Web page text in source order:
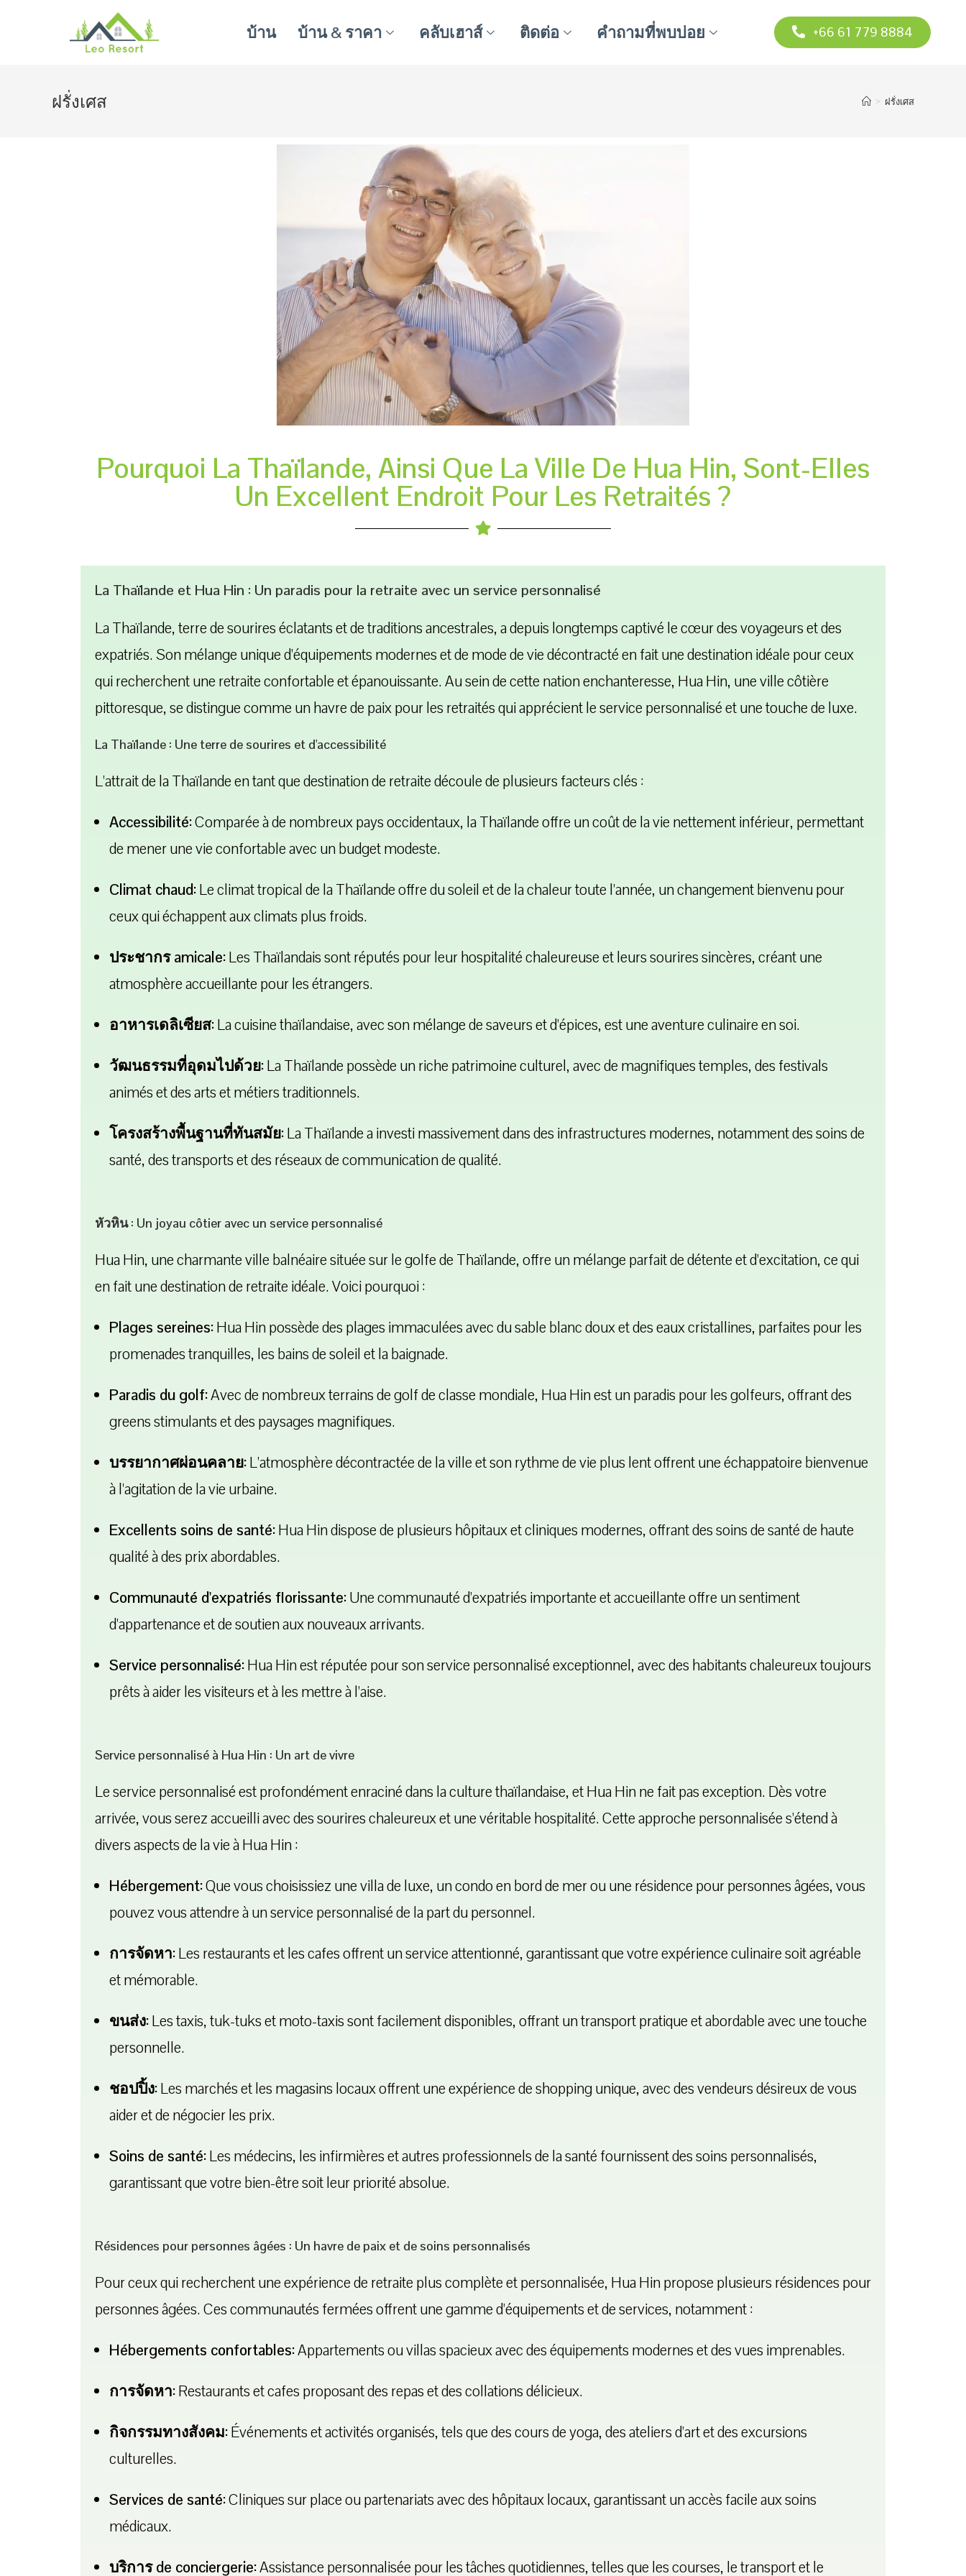
บ้าน บ้าน & ราคา คลับเฮาส์ ติดต่อ คำถามที่พบบ่อย +66 61 779 8884
ฝรั่งเศส > ฝรั่งเศส
Pourquoi La Thaïlande, Ainsi Que La Ville De Hua Hin, Sont-Elles
Un Excellent Endroit Pour Les Retraités ?
La Thaïlande et Hua Hin : Un paradis pour la retraite avec un service personnalisé
La Thaïlande, terre de sourires éclatants et de traditions ancestrales, a depuis longtemps captivé le cœur des voyageurs et des
expatriés. Son mélange unique d'équipements modernes et de mode de vie décontracté en fait une destination idéale pour ceux
qui recherchent une retraite confortable et épanouissante. Au sein de cette nation enchanteresse, Hua Hin, une ville côtière
pittoresque, se distingue comme un havre de paix pour les retraités qui apprécient le service personnalisé et une touche de luxe.
La Thaïlande : Une terre de sourires et d'accessibilité
L'attrait de la Thaïlande en tant que destination de retraite découle de plusieurs facteurs clés :
Accessibilité:Comparée à de nombreux pays occidentaux, la Thaïlande offre un coût de la vie nettement inférieur, permettant
de mener une vie confortable avec un budget modeste.
Climat chaud:Le climat tropical de la Thaïlande offre du soleil et de la chaleur toute l'année, un changement bienvenu pour
ceux qui échappent aux climats plus froids.
ประชากร amicale:Les Thaïlandais sont réputés pour leur hospitalité chaleureuse et leurs sourires sincères, créant une
atmosphère accueillante pour les étrangers.
อาหารเดลิเซียส:La cuisine thaïlandaise, avec son mélange de saveurs et d'épices, est une aventure culinaire en soi.
วัฒนธรรมที่อุดมไปด้วย:La Thaïlande possède un riche patrimoine culturel, avec de magnifiques temples, des festivals
animés et des arts et métiers traditionnels.
โครงสร้างพื้นฐานที่ทันสมัย:La Thaïlande a investi massivement dans des infrastructures modernes, notamment des soins de
santé, des transports et des réseaux de communication de qualité.
หัวหิน : Un joyau côtier avec un service personnalisé
Hua Hin, une charmante ville balnéaire située sur le golfe de Thaïlande, offre un mélange parfait de détente et d'excitation, ce qui
en fait une destination de retraite idéale. Voici pourquoi :
Plages sereines:Hua Hin possède des plages immaculées avec du sable blanc doux et des eaux cristallines, parfaites pour les
promenades tranquilles, les bains de soleil et la baignade.
Paradis du golf:Avec de nombreux terrains de golf de classe mondiale, Hua Hin est un paradis pour les golfeurs, offrant des
greens stimulants et des paysages magnifiques.
บรรยากาศผ่อนคลาย:L'atmosphère décontractée de la ville et son rythme de vie plus lent offrent une échappatoire bienvenue
à l'agitation de la vie urbaine.
Excellents soins de santé:Hua Hin dispose de plusieurs hôpitaux et cliniques modernes, offrant des soins de santé de haute
qualité à des prix abordables.
Communauté d'expatriés florissante:Une communauté d'expatriés importante et accueillante offre un sentiment
d'appartenance et de soutien aux nouveaux arrivants.
Service personnalisé:Hua Hin est réputée pour son service personnalisé exceptionnel, avec des habitants chaleureux toujours
prêts à aider les visiteurs et à les mettre à l'aise.
Service personnalisé à Hua Hin : Un art de vivre
Le service personnalisé est profondément enraciné dans la culture thaïlandaise, et Hua Hin ne fait pas exception. Dès votre
arrivée, vous serez accueilli avec des sourires chaleureux et une véritable hospitalité. Cette approche personnalisée s'étend à
divers aspects de la vie à Hua Hin :
Hébergement:Que vous choisissiez une villa de luxe, un condo en bord de mer ou une résidence pour personnes âgées, vous
pouvez vous attendre à un service personnalisé de la part du personnel.
การจัดหา:Les restaurants et les cafes offrent un service attentionné, garantissant que votre expérience culinaire soit agréable
et mémorable.
ขนส่ง:Les taxis, tuk-tuks et moto-taxis sont facilement disponibles, offrant un transport pratique et abordable avec une touche
personnelle.
ชอปปิ้ง:Les marchés et les magasins locaux offrent une expérience de shopping unique, avec des vendeurs désireux de vous
aider et de négocier les prix.
Soins de santé:Les médecins, les infirmières et autres professionnels de la santé fournissent des soins personnalisés,
garantissant que votre bien-être soit leur priorité absolue.
Résidences pour personnes âgées : Un havre de paix et de soins personnalisés
Pour ceux qui recherchent une expérience de retraite plus complète et personnalisée, Hua Hin propose plusieurs résidences pour
personnes âgées. Ces communautés fermées offrent une gamme d'équipements et de services, notamment :
Hébergements confortables:Appartements ou villas spacieux avec des équipements modernes et des vues imprenables.
การจัดหา:Restaurants et cafes proposant des repas et des collations délicieux.
กิจกรรมทางสังคม:Événements et activités organisés, tels que des cours de yoga, des ateliers d'art et des excursions
culturelles.
Services de santé:Cliniques sur place ou partenariats avec des hôpitaux locaux, garantissant un accès facile aux soins
médicaux.
บริการ de conciergerie:Assistance personnalisée pour les tâches quotidiennes, telles que les courses, le transport et le